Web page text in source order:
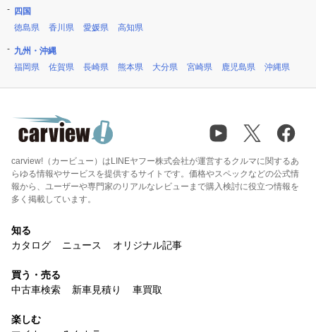
四国
徳島県
香川県 愛媛県 高知県
九州・沖縄
福岡県
佐賀県 長崎県 熊本県 大分県 宮崎県 鹿児島県 沖縄県
carview!（カービュー）はLINEヤフー株式会社が運営するクルマに関するあ
らゆる情報やサービスを提供するサイトです。価格やスペックなどの公式情
報から、ユーザーや専門家のリアルなレビューまで購入検討に役立つ情報を
多く掲載しています。
知る
カタログ
ニュース オリジナル記事
買う・売る
中古車検索
新車見積り 車買取
楽しむ